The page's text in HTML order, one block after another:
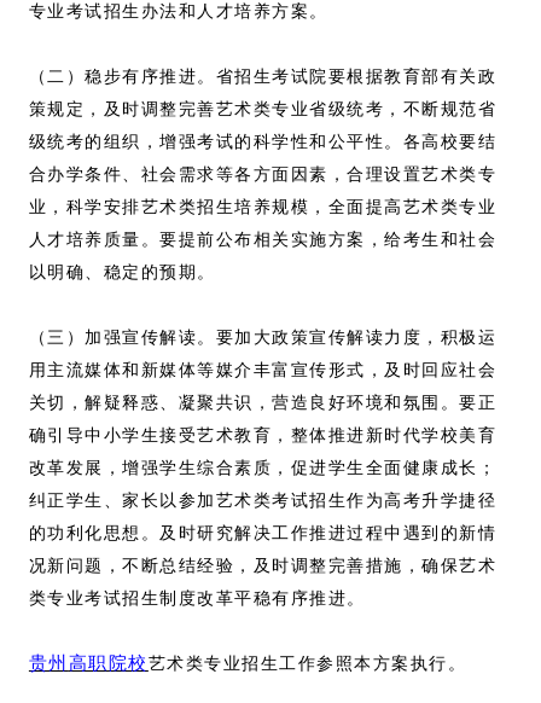
专业考试招生办法和人才培养方案。
（二）稳步有序推进。省招生考试院要根据教育部有关政
策规定，及时调整完善艺术类专业省级统考，不断规范省
级统考的组织，增强考试的科学性和公平性。各高校要结
合办学条件、社会需求等各方面因素，合理设置艺术类专
业，科学安排艺术类招生培养规模，全面提高艺术类专业
人才培养质量。要提前公布相关实施方案，给考生和社会
以明确、稳定的预期。
（三）加强宣传解读。要加大政策宣传解读力度，积极运
用主流媒体和新媒体等媒介丰富宣传形式，及时回应社会
关切，解疑释惑、凝聚共识，营造良好环境和氛围。要正
确引导中小学生接受艺术教育，整体推进新时代学校美育
改革发展，增强学生综合素质，促进学生全面健康成长；
纠正学生、家长以参加艺术类考试招生作为高考升学捷径
的功利化思想。及时研究解决工作推进过程中遇到的新情
况新问题，不断总结经验，及时调整完善措施，确保艺术
类专业考试招生制度改革平稳有序推进。
贵州 高职院校 艺术类专业招生工作参照本方案执行。